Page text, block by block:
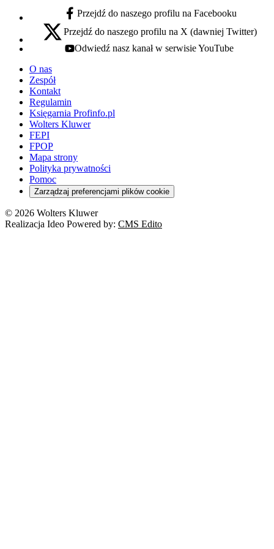
facebook - otwiera się w nowej karcie
Przejdź do naszego profilu na Facebooku
x - otwiera się w nowej karcie
Przejdź do naszego profilu na X (dawniej Twitter)
youtube - otwiera się w nowej karcie
Odwiedź nasz kanał w serwisie YouTube
O nas
Zespół
Kontakt
Regulamin
Księgarnia Profinfo.pl
Wolters Kluwer
FEPI
FPOP
Mapa strony
Polityka prywatności
Pomoc
Zarządzaj preferencjami plików cookie
© 2026 Wolters Kluwer
Realizacja Ideo Powered by: CMS Edito